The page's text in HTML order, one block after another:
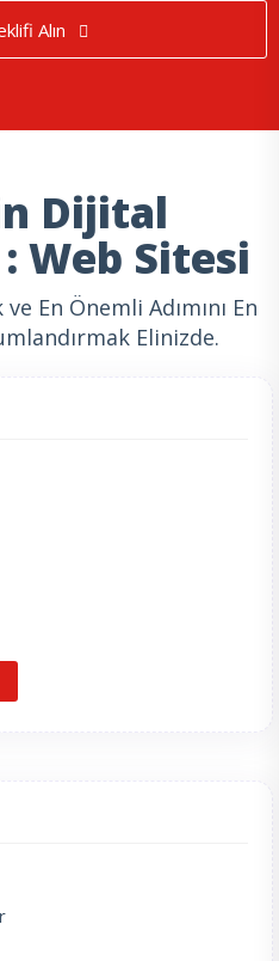
Alın
Dijital
Web Sitesi
En Önemli Adımını En
Elinizde.